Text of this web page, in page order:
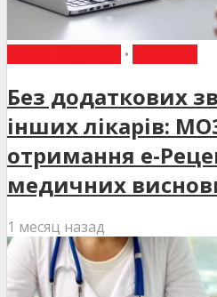
•
Без додаткових
інших лікарів:
отримання е-
медичних
1 месяц назад